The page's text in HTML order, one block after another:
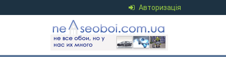
Авторизація